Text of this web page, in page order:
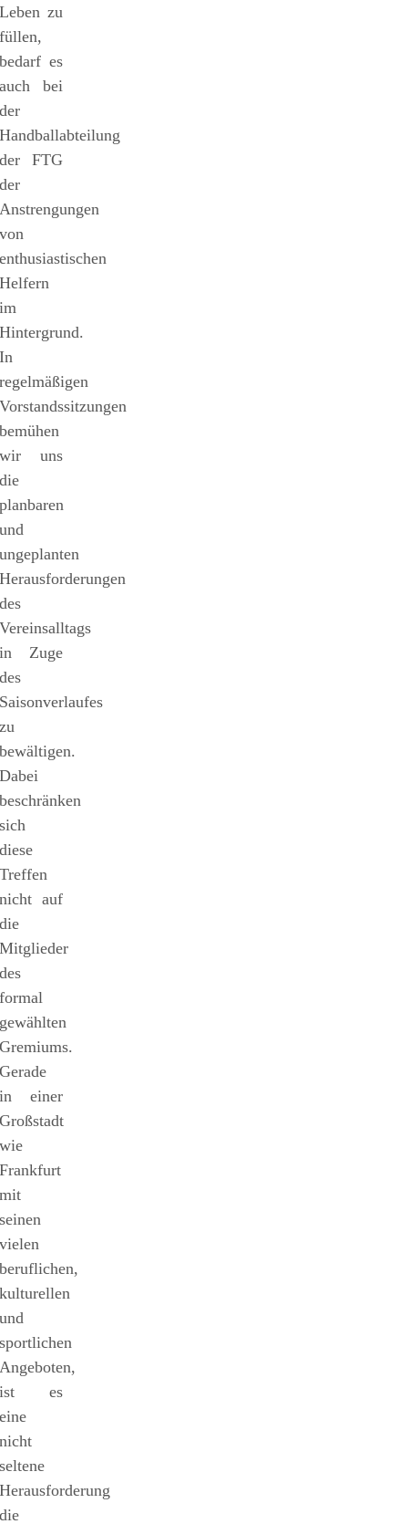
Leben zu
füllen,
bedarf es
auch bei
der
Handballabteilung
der FTG
der
Anstrengungen
von
enthusiastischen
Helfern
im
Hintergrund.
In
regelmäßigen
Vorstandssitzungen
bemühen
wir uns
die
planbaren
und
ungeplanten
Herausforderungen
des
Vereinsalltags
in Zuge
des
Saisonverlaufes
zu
bewältigen.
Dabei
beschränken
sich
diese
Treffen
nicht auf
die
Mitglieder
des
formal
gewählten
Gremiums.
Gerade
in einer
Großstadt
wie
Frankfurt
mit
seinen
vielen
beruflichen,
kulturellen
und
sportlichen
Angeboten,
ist es
eine
nicht
seltene
Herausforderung
die